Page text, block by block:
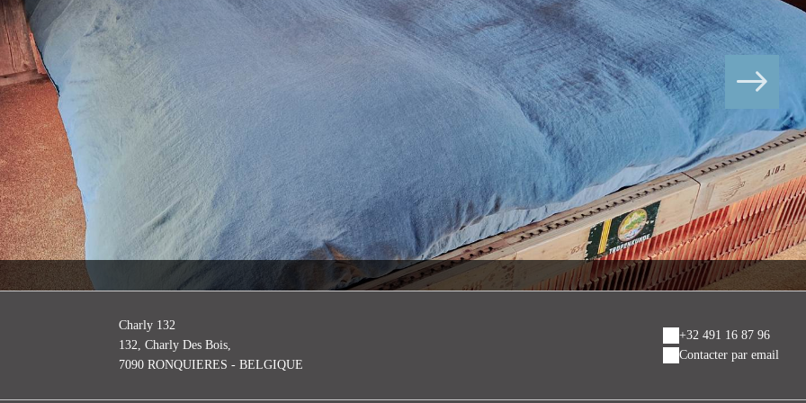
Charly 132
132, Charly Des Bois,
7090 RONQUIERES - BELGIQUE
+32 491 16 87 96
Contacter par email